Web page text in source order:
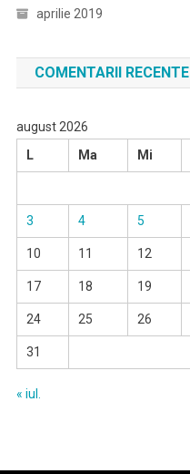
aprilie 2019
COMENTARII RECENTE
august 2026
L
Ma Mi
3 4 5
10 11 12
17 18 19
24 25 26
31
« iul.